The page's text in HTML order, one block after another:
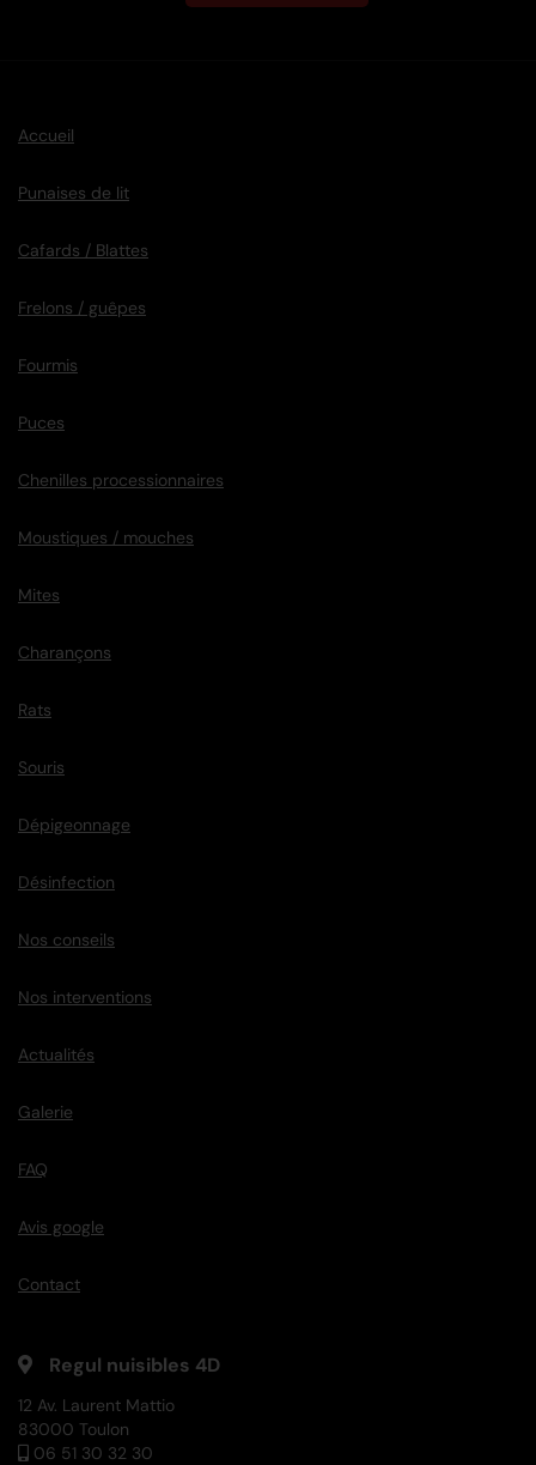
Accueil
Punaises de lit
Cafards / Blattes
Frelons / guêpes
Fourmis
Puces
Chenilles processionnaires
Moustiques / mouches
Mites
Charançons
Rats
Souris
Dépigeonnage
Désinfection
Nos conseils
Nos interventions
Actualités
Galerie
FAQ
Avis google
Contact
Regul nuisibles 4D
12 Av. Laurent Mattio
83000 Toulon
06 51 30 32 30